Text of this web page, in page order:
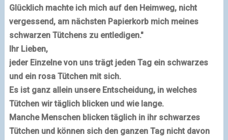
Glücklich machte ich mich auf den Heimweg, nicht
vergessend, am nächsten Papierkorb mich meines
schwarzen Tütchens zu entledigen."
Ihr Lieben,
jeder Einzelne von uns trägt jeden Tag ein schwarzes
und ein rosa Tütchen mit sich.
Es ist ganz allein unsere Entscheidung, in welches
Tütchen wir täglich blicken und wie lange.
Manche Menschen blicken täglich in ihr schwarzes
Tütchen und können sich den ganzen Tag nicht davon